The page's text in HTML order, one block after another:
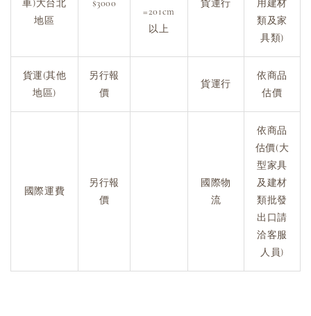
車)大台北
地區
$3000
=201cm
以上
貨運行
用建材
類及家
具類)
貨運(其他
地區)
另行報
價
貨運行
依商品
估價
國際運費
另行報
價
國際物
流
依商品
估價(大
型家具
及建材
類批發
出口請
洽客服
人員)